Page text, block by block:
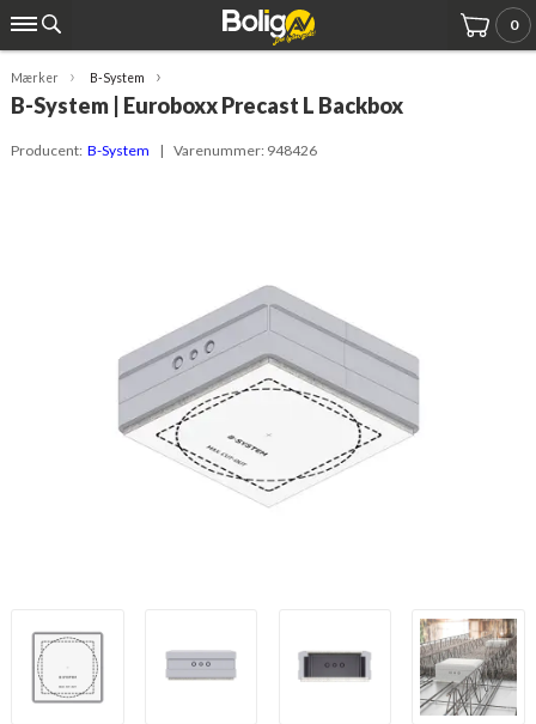
0
Mærker B-System
B-System | Euroboxx Precast L Backbox
Producent: B-System | Varenummer: 948426